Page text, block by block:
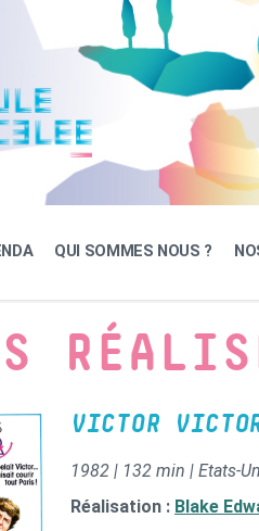
QUI SOMMES NOUS ?
VICTOR
1982 | 132 min | Etats-
Réalisation : Blake